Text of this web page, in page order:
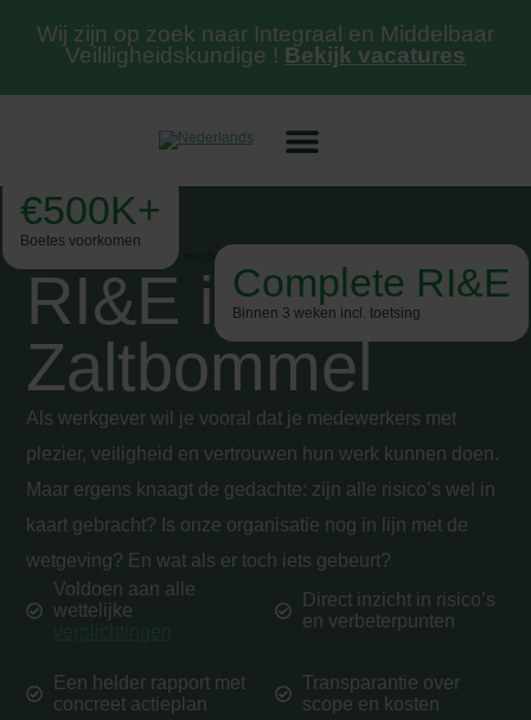
Wij zijn op zoek naar Integraal en Middelbaar
Veililigheidskundige ! Bekijk vacatures
RI&E in
Zaltbommel
Als werkgever wil je vooral dat je medewerkers met
plezier, veiligheid en vertrouwen hun werk kunnen doen.
Maar ergens knaagt de gedachte: zijn alle risico’s wel in
kaart gebracht? Is onze organisatie nog in lijn met de
wetgeving? En wat als er toch iets gebeurt?
Voldoen aan alle
wettelijke
Direct inzicht in risico’s
en verbeterpunten
Een helder rapport met
concreet actieplan
Transparantie over
scope en kosten
Complete RI&E
Binnen 3 weken incl. toetsing
€500K+
Boetes voorkomen